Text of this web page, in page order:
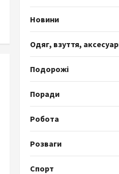
Новини
Одяг, взуття,
Подорожі
Поради
Робота
Розваги
Спорт